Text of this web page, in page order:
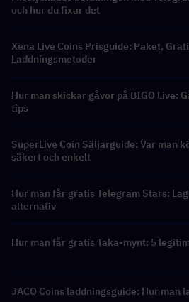
och hur du fixar det
Xena Live Coins Prisguide: Paket,
Laddningsmetoder
Hur man skickar gåvor på BIGO Live:
tips
SuperLive Coin Säljarguide: Var man
säkert och enkelt
Hur man får gratis Telegram Stars:
alternativ
Hur man får gratis Taka-mynt: 5
JACO Coins laddningsguide: Hur man